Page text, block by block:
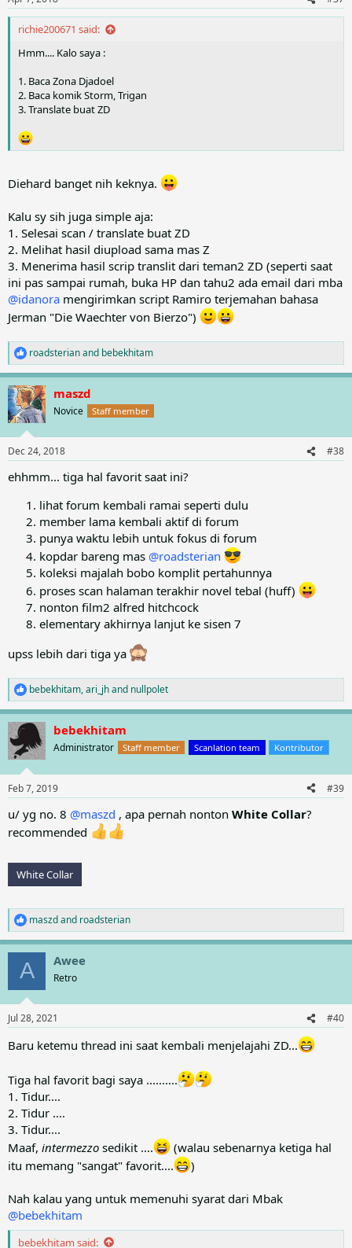
s
:
richie200671 said:
Hmm.... Kalo saya :
1. Baca Zona Djadoel
2. Baca komik Storm, Trigan
3. Translate buat ZD
Diehard banget nih keknya.
Kalu sy sih juga simple aja:
1. Selesai scan / translate buat ZD
2. Melihat hasil diupload sama mas Z
3. Menerima hasil scrip translit dari teman2 ZD (seperti saat
ini pas sampai rumah, buka HP dan tahu2 ada email dari mba
@idanora mengirimkan script Ramiro terjemahan bahasa
Jerman "Die Waechter von Bierzo")
R
e
a
c
t
i
n
s
:
roadsterianand bebekhitam
maszd
Novice Staff member
Dec 24, 2018 #38
ehhmm... tiga hal favorit saat ini?
lihat forum kembali ramai seperti dulu
member lama kembali aktif di forum
punya waktu lebih untuk fokus di forum
kopdar bareng mas @roadsterian
koleksi majalah bobo komplit pertahunnya
proses scan halaman terakhir novel tebal (huff)
nonton film2 alfred hitchcock
elementary akhirnya lanjut ke sisen 7
upss lebih dari tiga ya
R
e
a
c
t
i
s
bebekhitam,ari_jhand nullpolet
bebekhitam
Administrator Staff member Scanlation team Kontributor
Feb 7, 2019 #39
u/ yg no. 8 @maszd , apa pernah nonton White Collar?
recommended
White Collar
R
e
a
i
n
s
maszdand roadsterian
A Awee
Retro
Jul 28, 2021 #40
Baru ketemu thread ini saat kembali menjelajahi ZD...
Tiga hal favorit bagi saya ..........
1. Tidur....
2. Tidur ....
3. Tidur....
Maaf, intermezzo sedikit ....
(walau sebenarnya ketiga hal
itu memang "sangat" favorit....
)
Nah kalau yang untuk memenuhi syarat dari Mbak
@bebekhitam
bebekhitam said: